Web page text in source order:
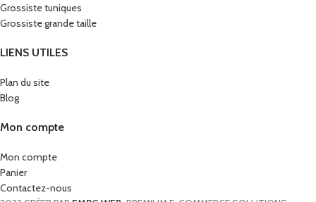
Grossiste tuniques
Grossiste grande taille
LIENS UTILES
Plan du site
Blog
Mon compte
Mon compte
Panier
Contactez-nous